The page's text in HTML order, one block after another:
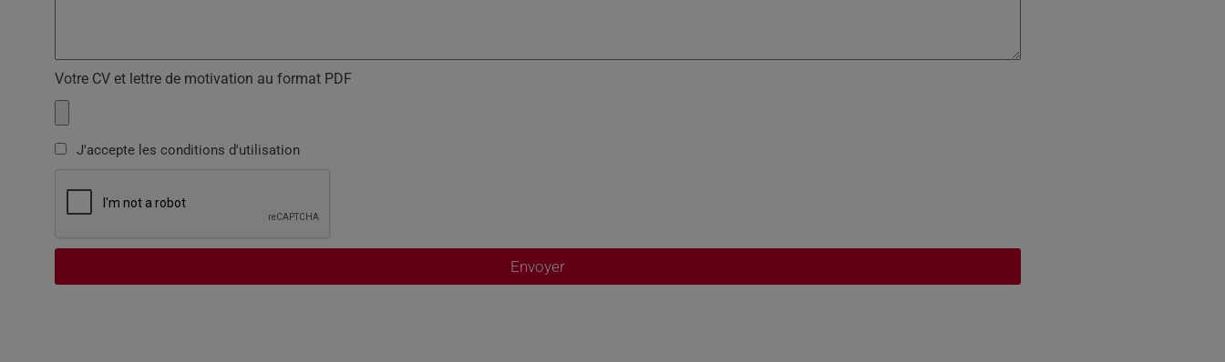
Votre CV et lettre de motivation au format PDF
J'accepte les conditions d'utilisation
Envoyer